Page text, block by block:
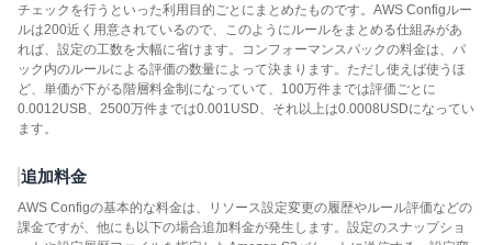
チェックを行うといった利用目的ごとにまとめたものです。AWS Configルー
ルは200近く用意されているので、このようにルールをまとめる仕組みがあ
れば、設定の工数を大幅に省けます。コンフォーマンスパックの料金は、パ
ック内のルールによる評価の数量によって決まります。ただし使えば使うほ
ど、単価が下がる階層料金制になっていて、100万件までは評価ごとに
0.0012USB、2500万件までは0.001USD、それ以上は0.0008USDになってい
ます。
追加料金
AWS Configの基本的な料金は、リソース設定変更の履歴やルール評価などの
課金ですが、他にも以下の場合追加料金が発生します。設定のスナップショ